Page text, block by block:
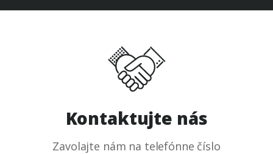
Kontaktujte nás
Zavolajte nám na telefónne číslo